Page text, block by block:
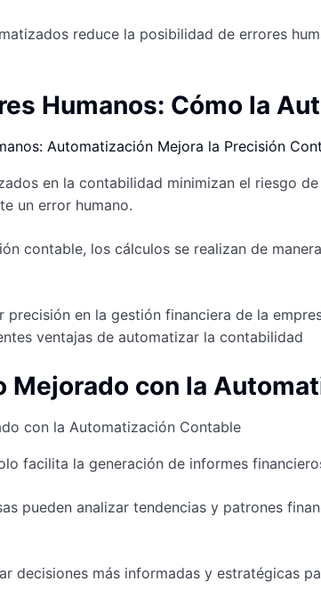
reduce la posibilidad de errores
Humanos: Cómo la
en la contabilidad minimizan el riesgo
un error humano.
contable, los cálculos se realizan de
precisión en la gestión financiera de la
ventajas de automatizar la contabilidad
Mejorado con la
facilita la generación de informes
pueden analizar tendencias y patrones
decisiones más informadas y estratégicas